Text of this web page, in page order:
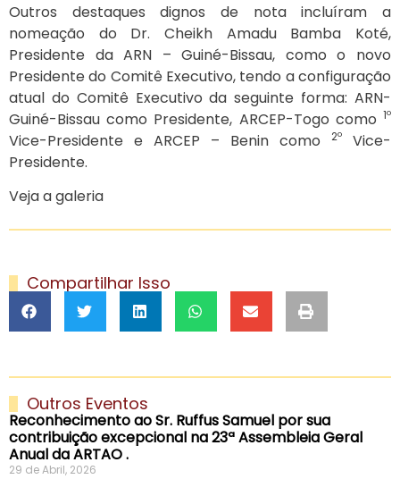
Outros destaques dignos de nota incluíram a
nomeação do Dr. Cheikh Amadu Bamba Koté,
Presidente da ARN – Guiné-Bissau, como o novo
Presidente do Comitê Executivo, tendo a configuração
atual do Comitê Executivo da seguinte forma: ARN-
Guiné-Bissau como Presidente, ARCEP-Togo como 1º
Vice-Presidente e ARCEP – Benin como 2º
Vice-
Presidente.
Veja a galeria
Compartilhar Isso
Outros Eventos
Reconhecimento ao Sr. Ruffus Samuel por sua
contribuição excepcional na 23ª Assembleia Geral
Anual da ARTAO .
29 de Abril, 2026